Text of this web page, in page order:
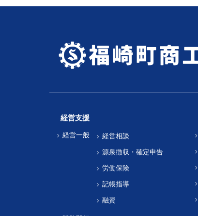
経営支援
経営一般 経営相談
源泉徴収・確定申告
労働保険
記帳指導
融資